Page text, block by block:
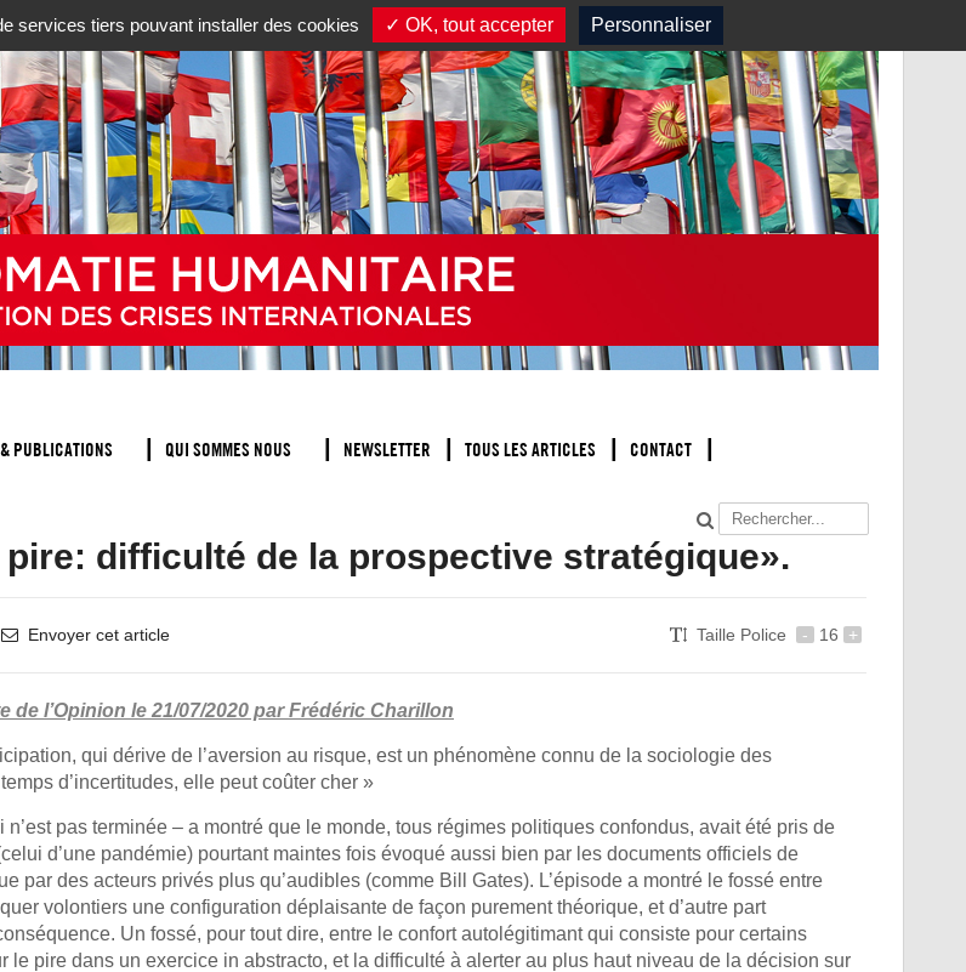
PUBLICATIONS QUI SOMMES NOUS NEWSLETTER TOUS LES ARTICLES CONTACT
difficulté de la prospective stratégique».
Envoyer cet article Taille Police - 16 +
de l’Opinion le 21/07/2020 par Frédéric Charillon
qui dérive de l’aversion au risque, est un phénomène connu de la sociologie des
d’incertitudes, elle peut coûter cher »
n’est pas terminée – a montré que le monde, tous régimes politiques confondus, avait été pris de
d’une pandémie) pourtant maintes fois évoqué aussi bien par les documents officiels de
par des acteurs privés plus qu’audibles (comme Bill Gates). L’épisode a montré le fossé entre
volontiers une configuration déplaisante de façon purement théorique, et d’autre part
Un fossé, pour tout dire, entre le confort autolégitimant qui consiste pour certains
le pire dans un exercice in abstracto, et la difficulté à alerter au plus haut niveau de la décision sur
services tiers pouvant installer des cookies ✓ OK, tout accepter Personnaliser